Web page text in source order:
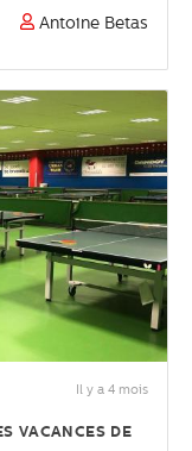
Antoine Betas
Il y a 4 mois
vacances de